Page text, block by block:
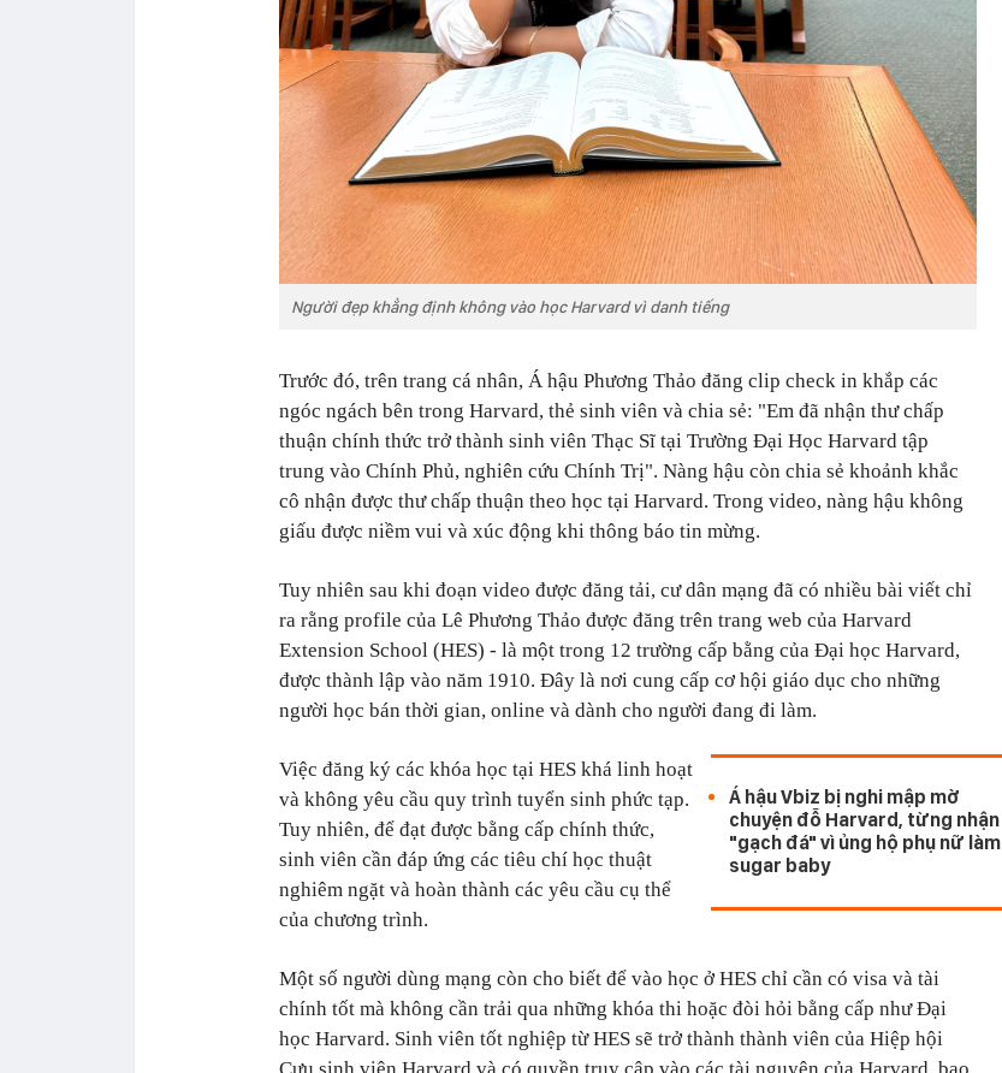
Người đẹp khẳng định không vào học Harvard vì danh tiếng
Trước đó, trên trang cá nhân, Á hậu Phương Thảo đăng clip check in khắp các
ngóc ngách bên trong Harvard, thẻ sinh viên và chia sẻ: "Em đã nhận thư chấp
thuận chính thức trở thành sinh viên Thạc Sĩ tại Trường Đại Học Harvard tập
trung vào Chính Phủ, nghiên cứu Chính Trị". Nàng hậu còn chia sẻ khoảnh khắc
cô nhận được thư chấp thuận theo học tại Harvard. Trong video, nàng hậu không
giấu được niềm vui và xúc động khi thông báo tin mừng.
Tuy nhiên sau khi đoạn video được đăng tải, cư dân mạng đã có nhiều bài viết chỉ
ra rằng profile của Lê Phương Thảo được đăng trên trang web của Harvard
Extension School (HES) - là một trong 12 trường cấp bằng của Đại học Harvard,
được thành lập vào năm 1910. Đây là nơi cung cấp cơ hội giáo dục cho những
người học bán thời gian, online và dành cho người đang đi làm.
Á hậu Vbiz bị nghi mập mờ
chuyện đỗ Harvard, từng nhận
"gạch đá" vì ủng hộ phụ nữ làm
sugar baby
Việc đăng ký các khóa học tại HES khá linh hoạt
và không yêu cầu quy trình tuyển sinh phức tạp.
Tuy nhiên, để đạt được bằng cấp chính thức,
sinh viên cần đáp ứng các tiêu chí học thuật
nghiêm ngặt và hoàn thành các yêu cầu cụ thể
của chương trình.
Một số người dùng mạng còn cho biết để vào học ở HES chỉ cần có visa và tài
chính tốt mà không cần trải qua những khóa thi hoặc đòi hỏi bằng cấp như Đại
học Harvard. Sinh viên tốt nghiệp từ HES sẽ trở thành thành viên của Hiệp hội